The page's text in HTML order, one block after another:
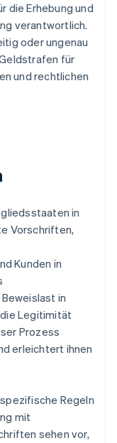
die Erhebung und
verantwortlich.
oder ungenau
für
und rechtlichen
in
Vorschriften,
Kunden in
in
Legitimität
Prozess
erleichtert ihnen
Regeln
mit
sehen vor,